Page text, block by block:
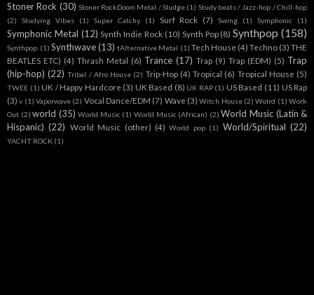
Stoner Rock (30) Stoner RockDoom Metal / Sludge (1) Study beats / Jazz-hop / Chill-hop
(2)
Studying Vibes (1) Super Catchy (1) Surf Rock (7) Swing (1) Symphonic (1)
Symphonic Metal (12) Synth Indie Rock (10) Synth Pop (8) Synthpop (158)
Synthpop. (1) Synthwave (13) tAlternative Metal (1) Tech House (4) Techno (3) THE
BEATLES ETC) (4) Thrash Metal (6) Trance (17) Trap (9) Trap (EDM) (5) Trap
(hip-hop) (22) Tribal / Afro House (2) Trip-Hop (4) Tropical (6) Tropical House (5)
TWEE (1) UK / Happy Hardcore (3) UK Based (8) UK RAP (1) US Based (11) US Rap
(3) v (1) Vaporwave (2) Vocal Dance/EDM (7) Wave (3) Witch House (2) Wolrd (1) Work
Out (2) world (35) World Music (1) World Music (African) (2) World Music (Latin &
Hispanic) (22) World Music (other) (4) World pop (1) World/Spiritual (22)
YACHT ROCK (1)